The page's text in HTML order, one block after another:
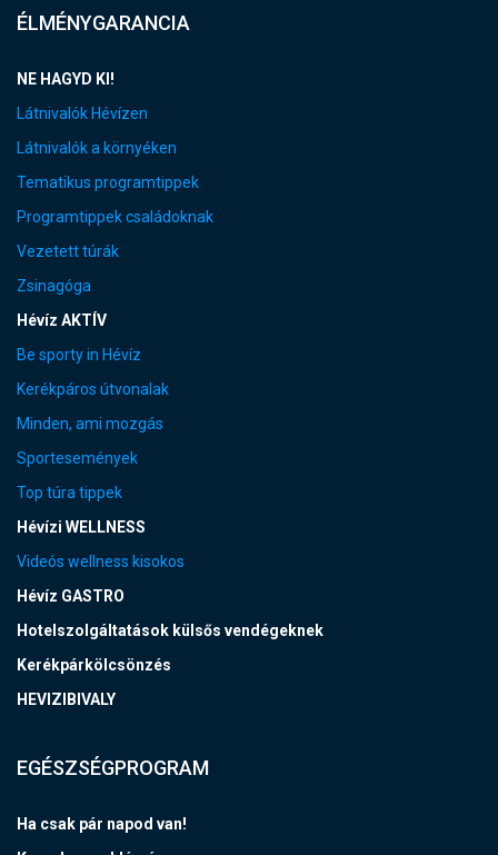
ÉLMÉNYGARANCIA
NE HAGYD KI!
Látnivalók Hévízen
Látnivalók a környéken
Tematikus programtippek
Programtippek családoknak
Vezetett túrák
Zsinagóga
Hévíz AKTÍV
Be sporty in Hévíz
Kerékpáros útvonalak
Minden, ami mozgás
Sportesemények
Top túra tippek
Hévízi WELLNESS
Videós wellness kisokos
Hévíz GASTRO
Hotelszolgáltatások külsős vendégeknek
Kerékpárkölcsönzés
HEVIZIBIVALY
EGÉSZSÉGPROGRAM
Ha csak pár napod van!